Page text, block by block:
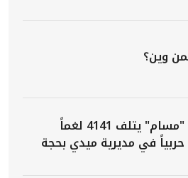
وين؟
مشروع "مسام" يتلف 4141 لغماً
في مديرية ميدي بحجة